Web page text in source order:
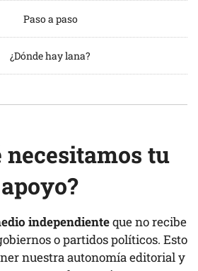
Paso a paso
¿Dónde hay lana?
necesitamos tu
apoyo?
independienteque no recibe
o partidos políticos. Esto
nuestra autonomía editorial y